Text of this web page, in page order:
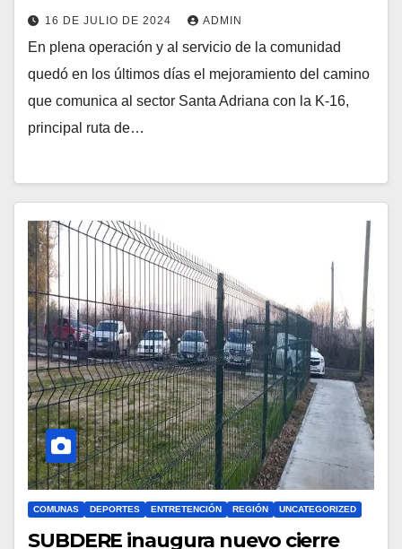
16 DE JULIO DE 2024 ADMIN
En plena operación y al servicio de la comunidad
quedó en los últimos días el mejoramiento del camino
que comunica al sector Santa Adriana con la K-16,
principal ruta de…
COMUNAS DEPORTES ENTRETENCIÓN REGIÓN UNCATEGORIZED
SUBDERE inaugura nuevo cierre